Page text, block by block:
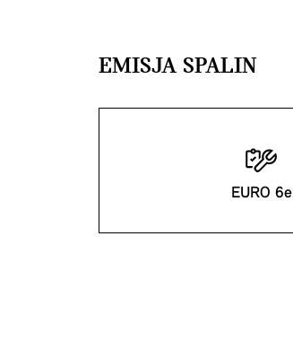
EMISJA SPALIN
EURO 6e